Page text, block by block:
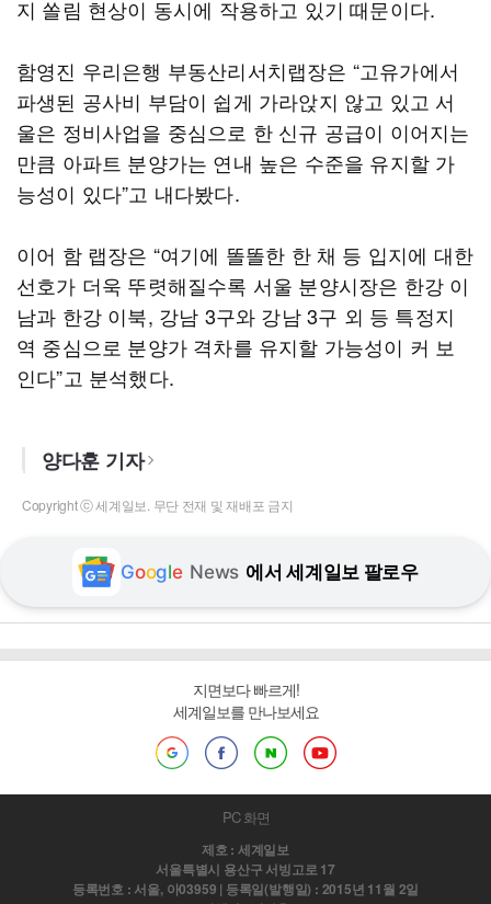
지 쏠림 현상이 동시에 작용하고 있기 때문이다.
함영진 우리은행 부동산리서치랩장은 “고유가에서
파생된 공사비 부담이 쉽게 가라앉지 않고 있고 서
울은 정비사업을 중심으로 한 신규 공급이 이어지는
만큼 아파트 분양가는 연내 높은 수준을 유지할 가
능성이 있다”고 내다봤다.
이어 함 랩장은 “여기에 똘똘한 한 채 등 입지에 대한
선호가 더욱 뚜렷해질수록 서울 분양시장은 한강 이
남과 한강 이북, 강남 3구와 강남 3구 외 등 특정지
역 중심으로 분양가 격차를 유지할 가능성이 커 보
인다”고 분석했다.
양다훈 기자
Copyright ⓒ 세계일보. 무단 전재 및 재배포 금지
Google News 에서 세계일보 팔로우
지면보다 빠르게!
세계일보를 만나보세요
PC 화면
제호 : 세계일보
서울특별시 용산구 서빙고로 17
등록번호 : 서울, 아03959 | 등록일(발행일) : 2015년 11월 2일